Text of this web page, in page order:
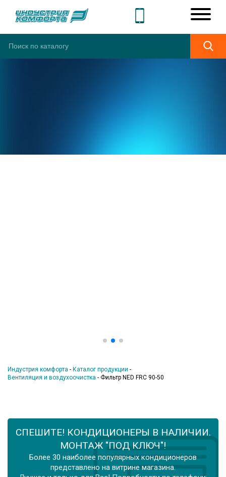
Индустрия комфорта - Каталог продукции -
Вентиляция и воздухоочистка - Фильтр NED FRC 90-50
СПЕШИТЕ! КОНДИЦИОНЕРЫ В НАЛИЧИИ.
МОНТАЖ "ПОД КЛЮЧ"!
Более 30 наиболее популярных кондиционеров
представлено на витрине магазина.